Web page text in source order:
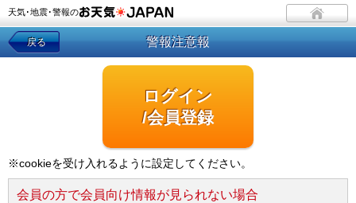
天気･地震･警報の
戻る 警報注意報
ログイン
/会員登録
※cookieを受け入れるように設定してください。
会員の方で会員向け情報が見られない場合